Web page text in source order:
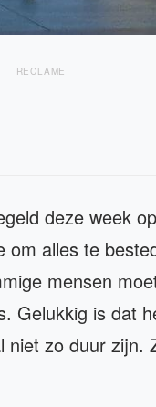
RECLAME
deze week
om alles te
mensen
Gelukkig is dat
zo duur zijn.